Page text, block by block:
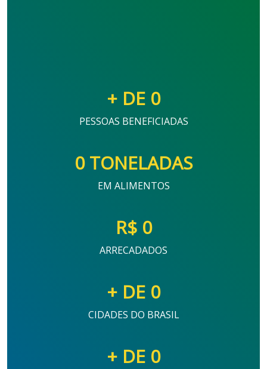
+ DE 0
PESSOAS BENEFICIADAS
0TONELADAS
EM ALIMENTOS
R$ 0
ARRECADADOS
+ DE 0
CIDADES DO BRASIL
+ DE 0